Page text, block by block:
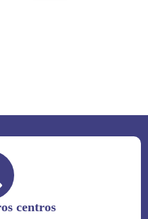
centros